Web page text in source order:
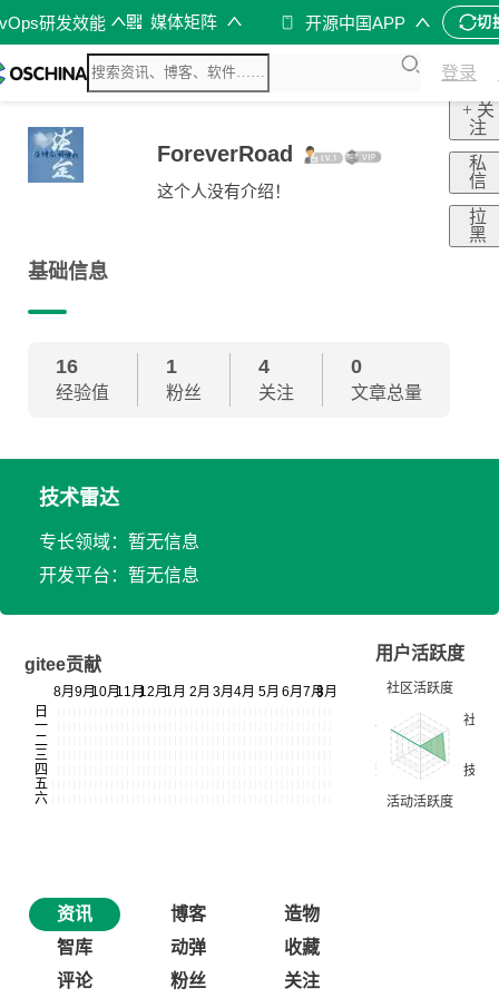
研发效能 媒体矩阵 开源中国APP 切
登录
ForeverRoad
这个人没有介绍！
+ 关
注
私
信
拉
黑
基础信息
16
经验值
1
粉丝
4
关注
0
文章总量
技术雷达
专长领域：暂无信息
开发平台：暂无信息
gitee贡献
用户活跃度
资讯 博客
造物
智库
动弹
收藏
评论
粉丝 关注